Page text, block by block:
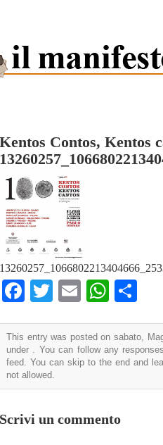
Kentos Contos, Kentos
Facebook
TwitterEmail
This entry was posted on sabato,
under . You can follow any
feed. You can skip to the end and
not allowed.
Scrivi un commento